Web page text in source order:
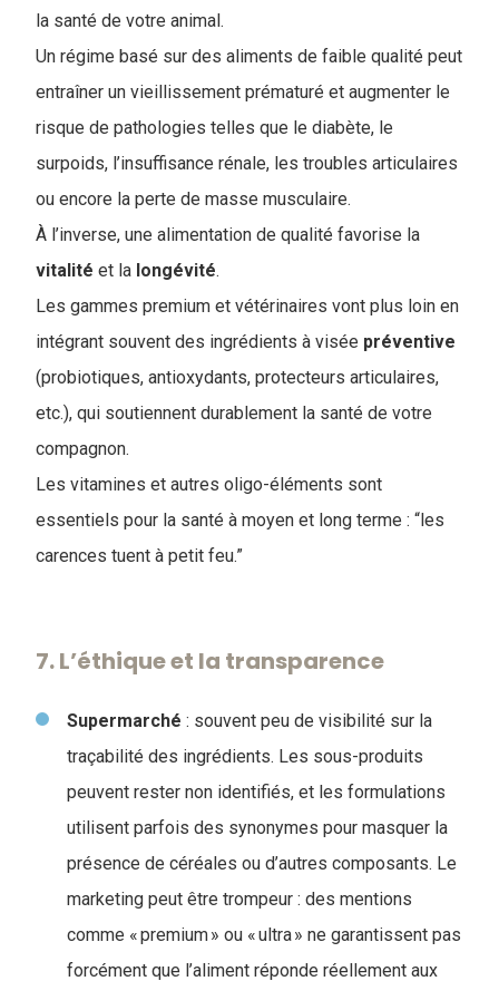
la santé de votre animal.
Un régime basé sur des aliments de faible qualité peut
entraîner un vieillissement prématuré et augmenter le
risque de pathologies telles que le diabète, le
surpoids, l’insuffisance rénale, les troubles articulaires
ou encore la perte de masse musculaire.
À l’inverse, une alimentation de qualité favorise la
vitalité et la longévité.
Les gammes premium et vétérinaires vont plus loin en
intégrant souvent des ingrédients à visée préventive
(probiotiques, antioxydants, protecteurs articulaires,
etc.), qui soutiennent durablement la santé de votre
compagnon.
Les vitamines et autres oligo-éléments sont
essentiels pour la santé à moyen et long terme : “les
carences tuent à petit feu.”
7. L’éthique et la transparence
Supermarché : souvent peu de visibilité sur la
traçabilité des ingrédients. Les sous-produits
peuvent rester non identifiés, et les formulations
utilisent parfois des synonymes pour masquer la
présence de céréales ou d’autres composants. Le
marketing peut être trompeur : des mentions
comme « premium » ou « ultra » ne garantissent pas
forcément que l’aliment réponde réellement aux